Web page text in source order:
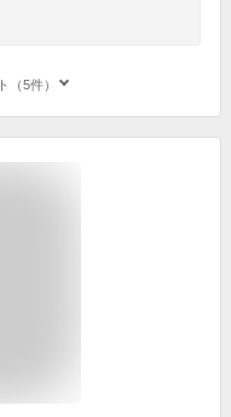
（5件）